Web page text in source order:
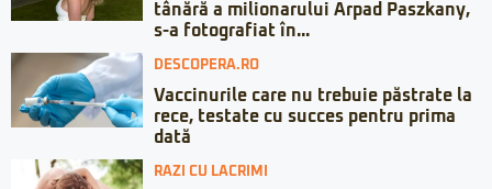
tânără a milionarului Arpad Paszkany,
s-a fotografiat în...
DESCOPERA.RO
Vaccinurile care nu trebuie păstrate la
rece, testate cu succes pentru prima
dată
RAZI CU LACRIMI